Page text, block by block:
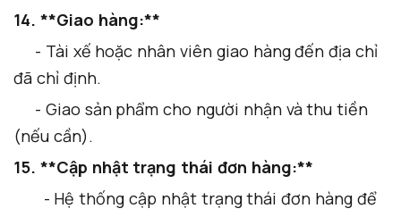
14. **Giao hàng:**
- Tài xế hoặc nhân viên giao hàng đến địa chỉ
đã chỉ định.
- Giao sản phẩm cho người nhận và thu tiền
(nếu cần).
15. **Cập nhật trạng thái đơn hàng:**
- Hệ thống cập nhật trạng thái đơn hàng để